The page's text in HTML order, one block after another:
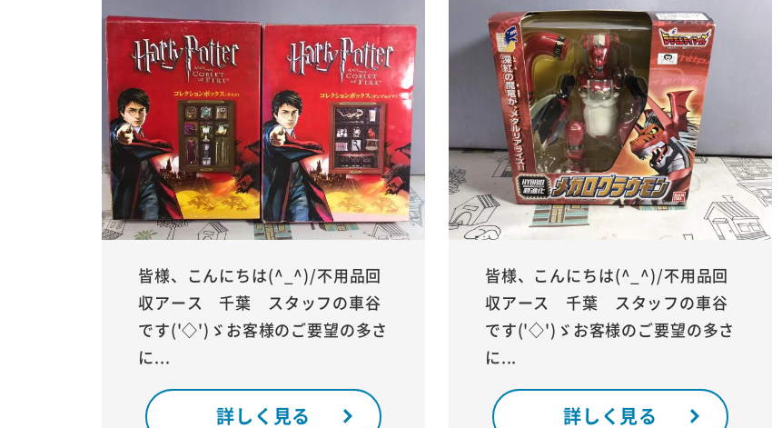
皆様、こんにちは(^_^)/不用品回
収アース 千葉 スタッフの車谷
です('◇')ゞお客様のご要望の多さ
に...
詳しく見る
皆様、こんにちは(^_^)/不用品回
収アース 千葉 スタッフの車谷
です('◇')ゞお客様のご要望の多さ
に...
詳しく見る